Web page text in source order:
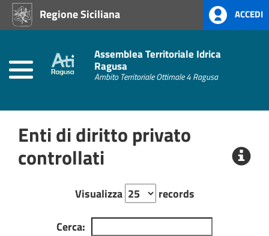
Regione Siciliana ACCEDI
Assemblea Territoriale Idrica
Ragusa
Ambito Territoriale Ottimale 4 Ragusa
Home
Amministrativi
(L.R.
Amministrazione
Trasparente
Enti di diritto privato
controllati
Visualizza
records
Cerca: